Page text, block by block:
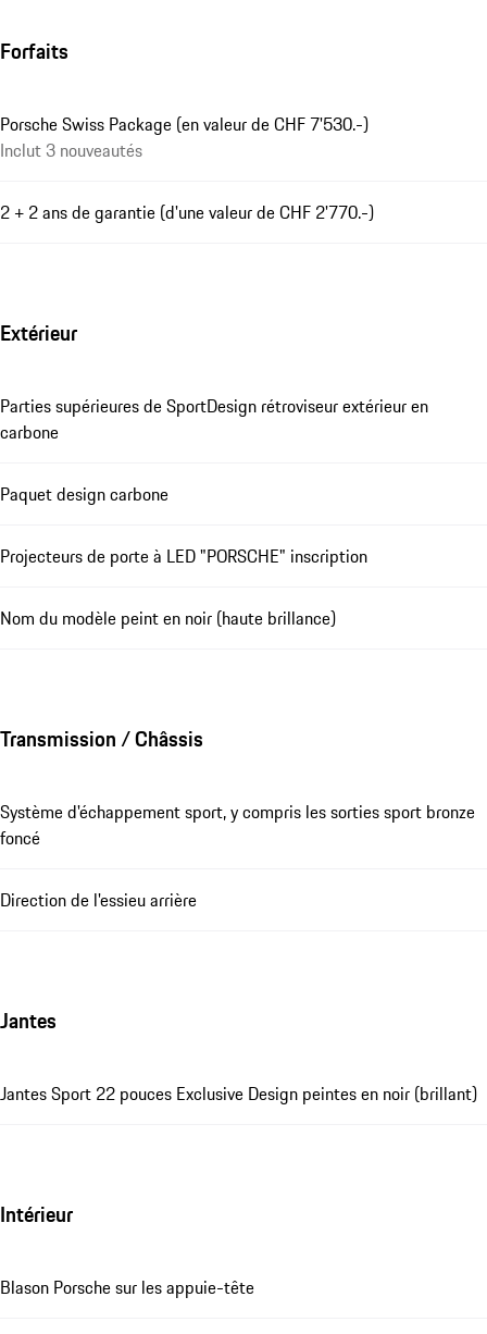
Forfaits
Porsche Swiss Package (en valeur de CHF 7'530.-)
Inclut 3 nouveautés
2 + 2 ans de garantie (d'une valeur de CHF 2'770.-)
Extérieur
Parties supérieures de SportDesign rétroviseur extérieur en
carbone
Paquet design carbone
Projecteurs de porte à LED "PORSCHE" inscription
Nom du modèle peint en noir (haute brillance)
Transmission / Châssis
Système d'échappement sport, y compris les sorties sport bronze
foncé
Direction de l'essieu arrière
Jantes
Jantes Sport 22 pouces Exclusive Design peintes en noir (brillant)
Intérieur
Blason Porsche sur les appuie-tête